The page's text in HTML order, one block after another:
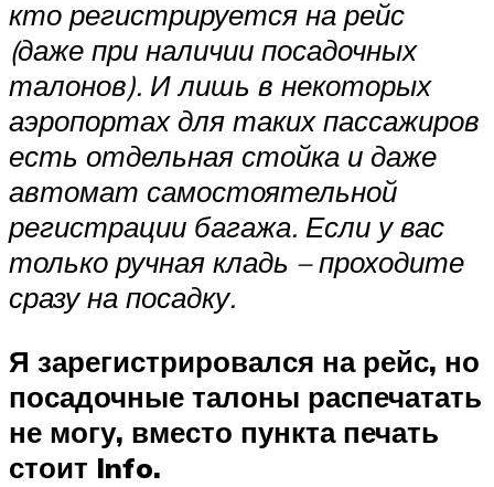
кто регистрируется на рейс
(даже при наличии посадочных
талонов). И лишь в некоторых
аэропортах для таких пассажиров
есть отдельная стойка и даже
автомат самостоятельной
регистрации багажа. Если у вас
только ручная кладь – проходите
сразу на посадку.
Я зарегистрировался на рейс, но
посадочные талоны распечатать
не могу, вместо пункта печать
стоит Info.